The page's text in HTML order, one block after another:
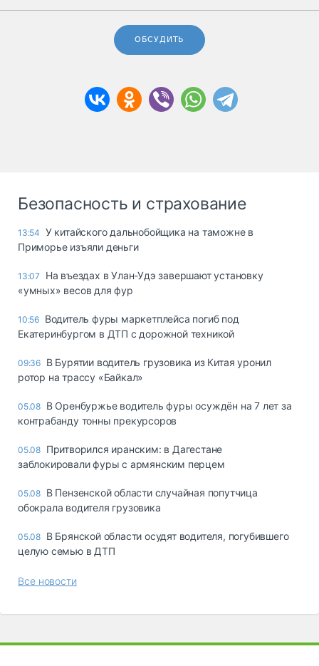
ОБСУДИТЬ
Безопасность и страхование
13:54 У китайского дальнобойщика на таможне в
Приморье изъяли деньги
13:07
Ha въeздax в Улaн-Удэ зaвepшaют ycтaнoвкy
«yмныx» вecoв для фyp
10:56 Водитель фуры маркетплейса погиб под
Екатеринбургом в ДТП с дорожной техникой
09:36 В Бурятии водитель грузовика из Китая уронил
ротор на трассу «Байкал»
05.08 В Оренбуржье водитель фуры осуждён на 7 лет за
контрабанду тонны прекурсоров
05.08 Притворился иранским: в Дагестане
заблокировали фуры с армянским перцем
05.08 В Пензенской области случайная попутчица
обокрала водителя грузовика
05.08 В Брянской области осудят водителя, погубившего
целую семью в ДТП
Все новости